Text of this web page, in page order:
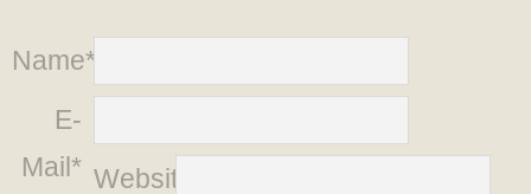
Name*
E-
Mail* Website